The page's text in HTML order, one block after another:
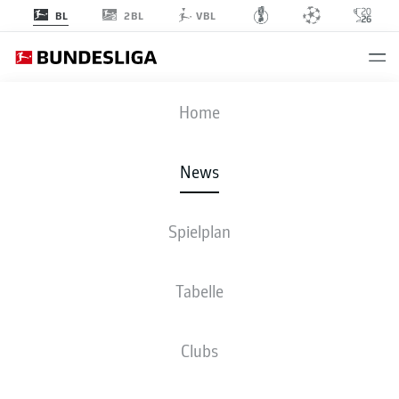
BL 2BL VBL
Home
News
Spielplan
Tabelle
Clubs
Junior Adamu jubelt mit seinen Freiburger Teamkollegen